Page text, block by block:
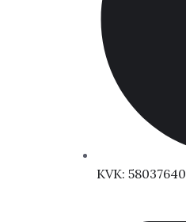
KVK: 58037640